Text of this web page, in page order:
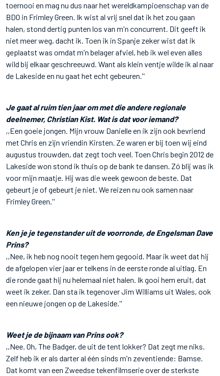
toernooi en mag nu dus naar het wereldkampioenschap van de
BDO in Frimley Green. Ik wist al vrij snel dat ik het zou gaan
halen, stond dertig punten los van m'n concurrent. Dit geeft ik
niet meer weg, dacht ik. Toen ik in Spanje zeker wist dat ik
geplaatst was omdat m'n belager afviel, heb ik wel even alles
wild bij elkaar geschreeuwd. Want als klein ventje wilde ik al naar
de Lakeside en nu gaat het echt gebeuren.''
Je gaat al ruim tien jaar om met die andere regionale
deelnemer, Christian Kist. Wat is dat voor iemand?
,,Een goeie jongen. Mijn vrouw Danielle en ik zijn ook bevriend
met Chris en zijn vriendin Kirsten. Ze waren er bij toen wij eind
augustus trouwden, dat zegt toch veel. Toen Chris begin 2012 de
Lakeside won stond ik thuis op de bank te dansen. Zó blij was ik
voor mijn maatje. Hij was die week gewoon de beste. Dat
gebeurt je of gebeurt je niet. We reizen nu ook samen naar
Frimley Green.''
Ken je je tegenstander uit de voorronde, de Engelsman Dave
Prins?
,,Nee, ik heb nog nooit tegen hem gegooid. Maar ik weet dat hij
de afgelopen vier jaar er telkens in de eerste ronde al uitlag. En
die ronde gaat hij nu helemaal niet halen. Ik gooi hem eruit, dat
weet ik zeker. Dan sta ik tegenover Jim Williams uit Wales, ook
een nieuwe jongen op de Lakeside.''
Weet je de bijnaam van Prins ook?
,,Nee. Oh, The Badger, de uit de tent lokker? Dat zegt me niks.
Zelf heb ik er als darter al één sinds m'n zeventiende: Bamse.
Dat komt van een Zweedse tekenfilmserie over de sterkste